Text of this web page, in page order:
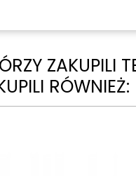
ZAKUPILI
RÓWNIEŻ: